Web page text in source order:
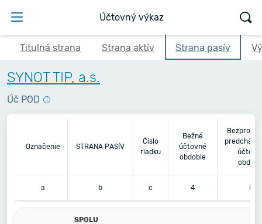
Účtovný výkaz
Titulná strana Strana aktív Strana pasív
SYNOT TIP, a.s.
Úč POD
Označenie STRANA PASÍV
Číslo
riadku
Bežné
účtovné
obdobie
a b c 4 5
SPOLU